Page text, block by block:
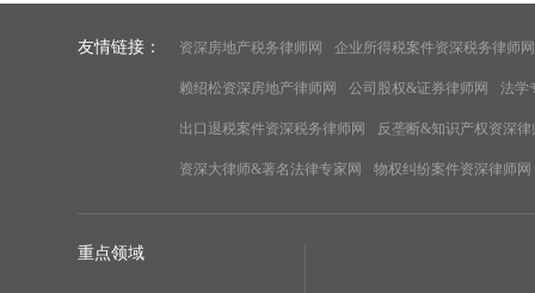
友情链接： 资深房地产税务律师网 企业所得税案件资深税务律师网
赖绍松资深房地产律师网 公司股权&证券律师网 法学
出口退税案件资深税务律师网 反垄断&知识产权资深律
资深大律师&著名法律专家网 物权纠纷案件资深律师网
重点领域